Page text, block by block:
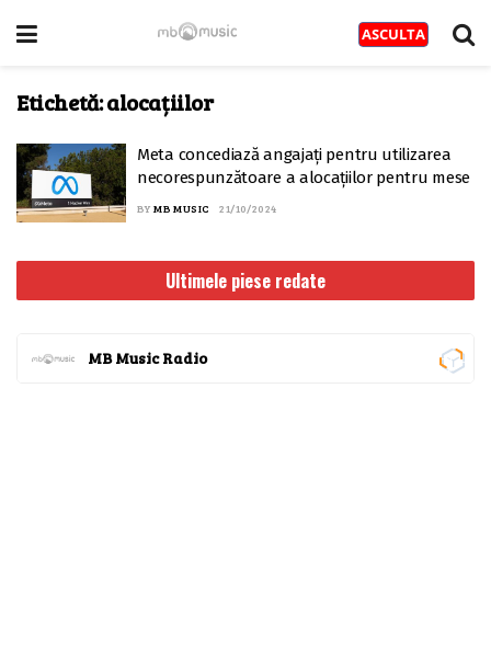
Etichetă:alocațiilor
Meta concediază angajați pentru utilizarea
necorespunzătoare a alocațiilor pentru mese
BY MB MUSIC 21/10/2024
Ultimele piese redate
MB Music Radio